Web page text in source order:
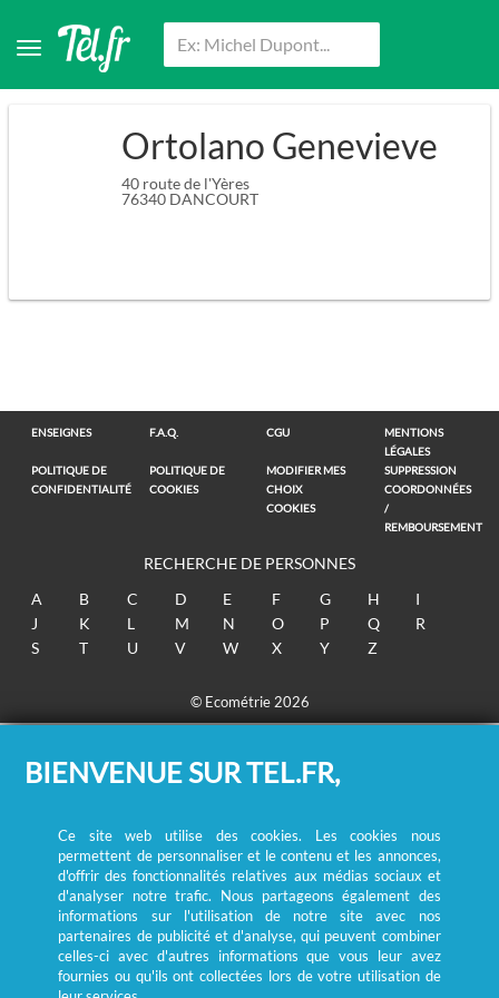
Ortolano Genevieve
40 route de l'Yères
76340 DANCOURT
ENSEIGNES F.A.Q. CGU
MENTIONS
LÉGALES
POLITIQUE DE
CONFIDENTIALITÉ
POLITIQUE DE
COOKIES
MODIFIER MES
CHOIX
COOKIES
SUPPRESSION
COORDONNÉES
/
REMBOURSEMENT
RECHERCHE DE PERSONNES
A
B C D E F G H
I
J
K L M N O P Q
R
S
T U V W X Y Z
© Ecométrie 2026
BIENVENUE SUR TEL.FR,
Ce site web utilise des cookies. Les cookies nous
permettent de personnaliser et le contenu et les annonces,
d'offrir des fonctionnalités relatives aux médias sociaux et
d'analyser notre trafic. Nous partageons également des
informations sur l'utilisation de notre site avec nos
partenaires de publicité et d'analyse, qui peuvent combiner
celles-ci avec d'autres informations que vous leur avez
fournies ou qu'ils ont collectées lors de votre utilisation de